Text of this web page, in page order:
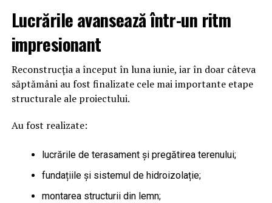
Lucrările avansează într-un ritm
impresionant
Reconstrucția a început în luna iunie, iar în doar câteva
săptămâni au fost finalizate cele mai importante etape
structurale ale proiectului.
Au fost realizate:
lucrările de terasament și pregătirea terenului;
fundațiile și sistemul de hidroizolație;
montarea structurii din lemn;